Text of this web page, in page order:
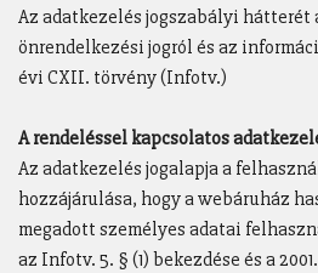
Az adatkezelés jogszabályi hátterét
önrendelkezési jogról és az
évi CXII. törvény (Infotv.)
A rendeléssel kapcsolatos
Az adatkezelés jogalapja a
hozzájárulása, hogy a webáruház
megadott személyes adatai
az Infotv. 5. § (1) bekezdése és a